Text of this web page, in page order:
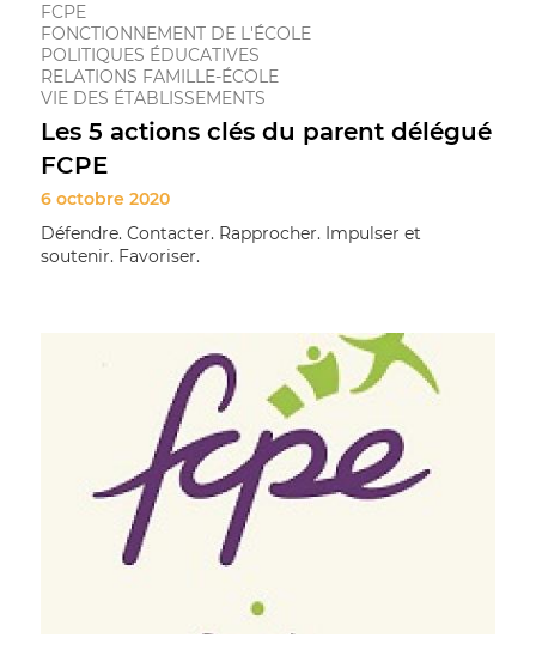
FCPE
FONCTIONNEMENT DE L'ÉCOLE
POLITIQUES ÉDUCATIVES
RELATIONS FAMILLE-ÉCOLE
VIE DES ÉTABLISSEMENTS
Les 5 actions clés du parent délégué
FCPE
6 octobre 2020
Défendre. Contacter. Rapprocher. Impulser et
soutenir. Favoriser.